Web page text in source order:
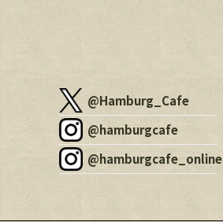
@Hamburg_Cafe
@hamburgcafe
@hamburgcafe_online